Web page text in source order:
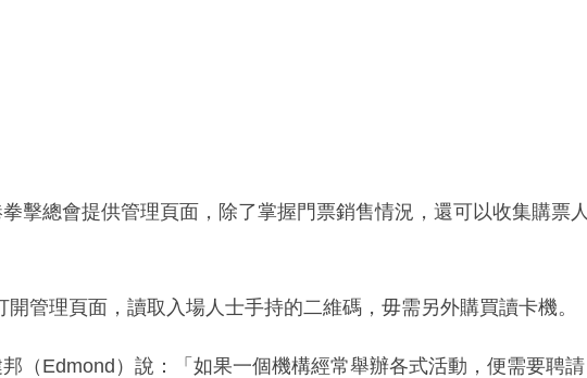
擊總會提供管理頁面，除了掌握門票銷售情況，還可以收集購票人
管理頁面，讀取入場人士手持的二維碼，毋需另外購買讀卡機。
（Edmond）說：「如果一個機構經常舉辦各式活動，便需要聘請